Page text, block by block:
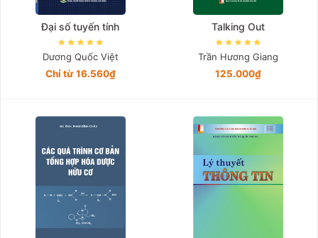
Đại số tuyến tính
Dương Quốc Việt
Chỉ từ 16.560₫
Talking Out
Trần Hương Giang
125.000₫